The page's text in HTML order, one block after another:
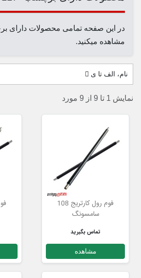
در این صفحه تمامی محصولات دارای
مشاهده میکنید.
نام، الف تا ی
نمایش 1 تا 9 از 9 مورد
فوم رول کارتریج 108
سامسونگ
تماس بگیرید
مشاهده